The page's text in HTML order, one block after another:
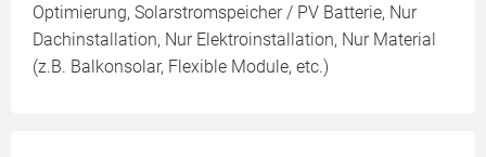
Optimierung, Solarstromspeicher / PV Batterie, Nur
Dachinstallation, Nur Elektroinstallation, Nur Material
(z.B. Balkonsolar, Flexible Module, etc.)